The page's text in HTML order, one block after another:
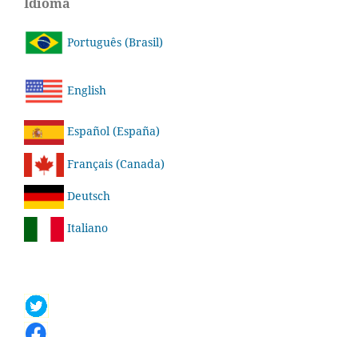
Português (Brasil)
English
Español (España)
Français (Canada)
Deutsch
Italiano